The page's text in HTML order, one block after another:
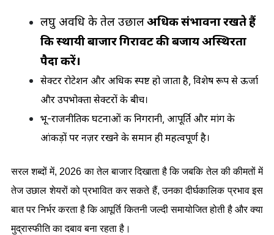
लघु अवधि के तेल उछाल अधिक संभावना रखते हैं
कि स्थायी बाजार गिरावट की बजाय अस्थिरता
पैदा करें।
सेक्टर रोटेशन और अधिक स्पष्ट हो जाता है, विशेष रूप से ऊर्जा
और उपभोक्ता सेक्टरों के बीच।
भू-राजनीतिक घटनाओं की निगरानी, आपूर्ति और मांग के
आंकड़ों पर नज़र रखने के समान ही महत्वपूर्ण है।
सरल शब्दों में, 2026 का तेल बाजार दिखाता है कि जबकि तेल की कीमतों में
तेज उछाल शेयरों को प्रभावित कर सकते हैं, उनका दीर्घकालिक प्रभाव इस
बात पर निर्भर करता है कि आपूर्ति कितनी जल्दी समायोजित होती है और क्या
मुद्रास्फीति का दबाव बना रहता है।